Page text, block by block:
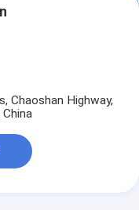
Chaoshan Highway,